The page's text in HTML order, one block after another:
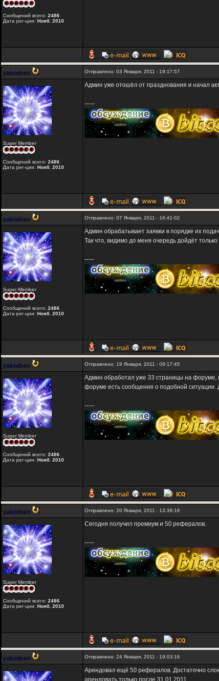
Сообщений всего: 2486
Дата рег-ции: Нояб. 2010
yakodsen Отправлено: 03 Января, 2011 - 19:17:57
Super Member
Сообщений всего: 2486
Дата рег-ции: Нояб. 2010
Админ уже отошёл от празднования и начал
-----
yakodsen Отправлено: 07 Января, 2011 - 16:41:02
Super Member
Сообщений всего: 2486
Дата рег-ции: Нояб. 2010
Админ обрабатывает заявки в порядке их
Так что, видимо до меня очередь дойдёт
-----
yakodsen Отправлено: 19 Января, 2011 - 09:17:45
Super Member
Сообщений всего: 2486
Дата рег-ции: Нояб. 2010
Админ обработал уже 33 страницы на форуме,
форуме есть сообщения о подобной
-----
yakodsen Отправлено: 20 Января, 2011 - 13:38:18
Super Member
Сообщений всего: 2486
Дата рег-ции: Нояб. 2010
Сегодня получил премиум и 50 рефералов.
-----
yakodsen Отправлено: 24 Января, 2011 - 19:03:16
Арендовал ещё 50 рефералов. Достаточно
арендовать только после 31.01.2011